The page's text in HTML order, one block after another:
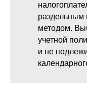
раздельным
методом.
учетной
и не